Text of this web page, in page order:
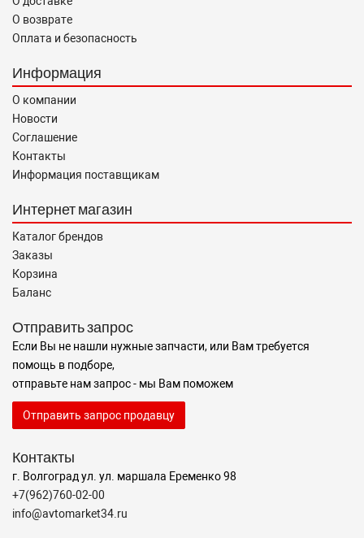
О возврате
Оплата и безопасность
Информация
О компании
Новости
Соглашение
Контакты
Информация поставщикам
Интернет магазин
Каталог брендов
Заказы
Корзина
Баланс
Отправить запрос
Если Вы не нашли нужные запчасти, или Вам требуется
помощь в подборе,
отправьте нам запрос - мы Вам поможем
Отправить запрос продавцу
Контакты
г. Волгоград ул. ул. маршала Еременко 98
+7(962)760-02-00
info@avtomarket34.ru